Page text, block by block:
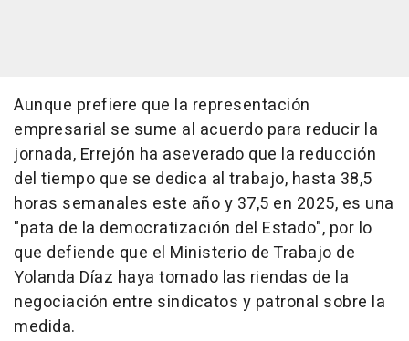
Aunque prefiere que la representación
empresarial se sume al acuerdo para reducir la
jornada, Errejón ha aseverado que la reducción
del tiempo que se dedica al trabajo, hasta 38,5
horas semanales este año y 37,5 en 2025, es una
"pata de la democratización del Estado", por lo
que defiende que el Ministerio de Trabajo de
Yolanda Díaz haya tomado las riendas de la
negociación entre sindicatos y patronal sobre la
medida.